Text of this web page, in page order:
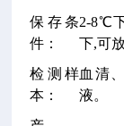
保存条
件：
2-8℃
下,可
检测样
本：
血清
液。